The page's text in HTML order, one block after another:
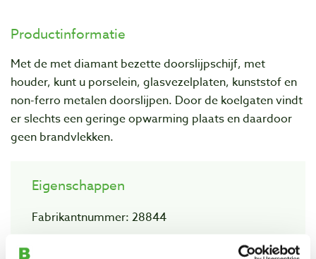
Productinformatie
Met de met diamant bezette doorslijpschijf, met
houder, kunt u porselein, glasvezelplaten, kunststof en
non-ferro metalen doorslijpen. Door de koelgaten vindt
er slechts een geringe opwarming plaats en daardoor
geen brandvlekken.
Eigenschappen
Fabrikantnummer: 28844